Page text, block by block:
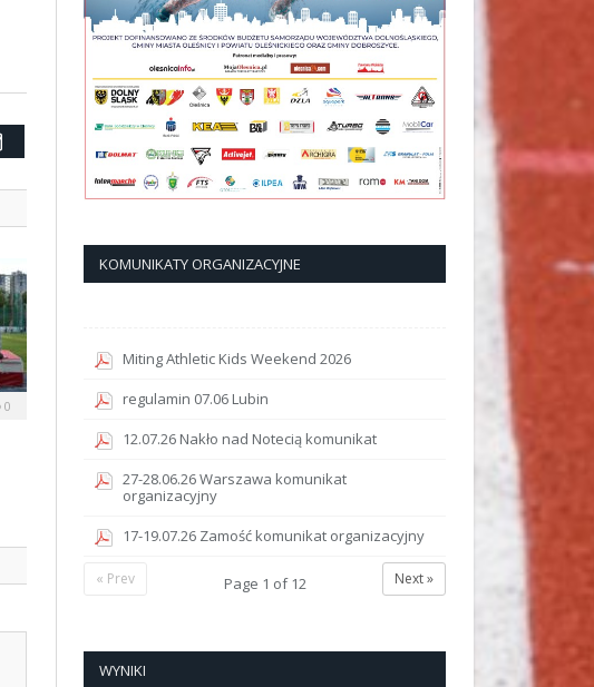
Email
0
KOMUNIKATY ORGANIZACYJNE
Miting Athletic Kids Weekend 2026
regulamin 07.06 Lubin
12.07.26 Nakło nad Notecią komunikat
27-28.06.26 Warszawa komunikat
organizacyjny
17-19.07.26 Zamość komunikat organizacyjny
Next »
Page 1 of12
« Prev
WYNIKI